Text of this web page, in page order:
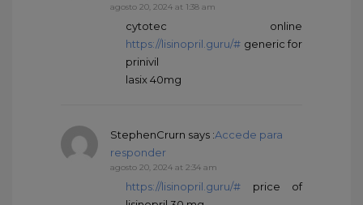
agosto 20, 2024 at 1:38 am
cytotec online
https://lisinopril.guru/# generic for
prinivil
lasix 40mg
StephenCrurn says :Accede para
responder
agosto 20, 2024 at 2:34 am
https://lisinopril.guru/# price of